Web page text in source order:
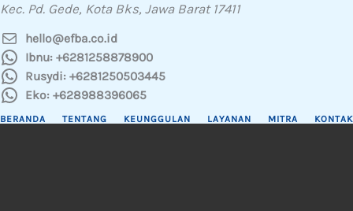
Kec. Pd. Gede, Kota Bks, Jawa Barat 17411
hello@efba.co.id
Ibnu: +6281258878900
Rusydi: +6281250503445
Eko: +628988396065
BERANDA TENTANG KEUNGGULAN LAYANAN MITRA KONTAK